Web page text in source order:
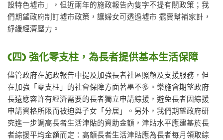
設特色墟市」，但近兩年的施政報告內隻字不提有關政策；我
們期望政府制訂墟市政策，讓婦女可透過墟市 擺賣幫補家計，
紓緩經濟壓力。
(四) 強化零支柱，為長者提供基本生活保障
儘管政府在施政報告中提及加強長者社區照顧及支援服務，但
在加強「零支柱」的社會保障方面著墨不多。樂施會期望政府
長遠應容許有經濟需要的長者獨立申請綜援，避免長者因綜援
申請資格所限而被迫與子女「分居」。另外，我們期望政府研
究進一步調高長者生活津貼的資助金額，津貼水平應建基於長
者綜援平均金額而定：高額長者生活津貼應為長者每月領取綜